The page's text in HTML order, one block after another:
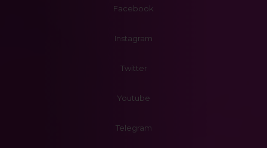
Facebook
Instagram
Twitter
Youtube
Telegram